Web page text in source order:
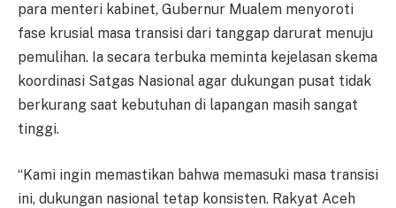
para menteri kabinet, Gubernur Mualem menyoroti
fase krusial masa transisi dari tanggap darurat menuju
pemulihan. Ia secara terbuka meminta kejelasan skema
koordinasi Satgas Nasional agar dukungan pusat tidak
berkurang saat kebutuhan di lapangan masih sangat
tinggi.
“Kami ingin memastikan bahwa memasuki masa transisi
ini, dukungan nasional tetap konsisten. Rakyat Aceh